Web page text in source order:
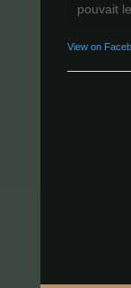
pouvait
View on